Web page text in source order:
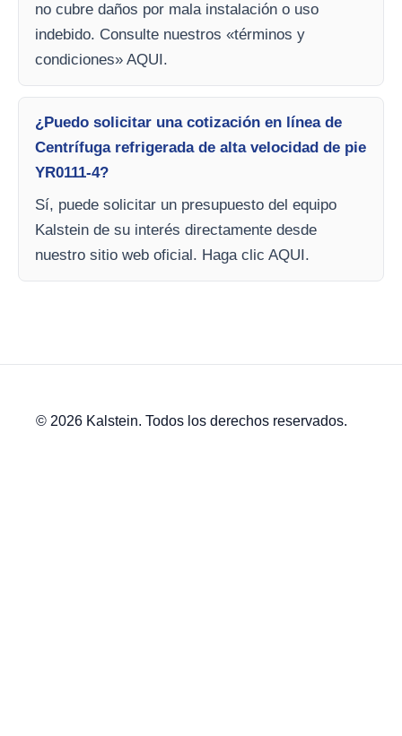
no cubre daños por mala instalación o uso
indebido. Consulte nuestros «términos y
condiciones» AQUI.
¿Puedo solicitar una cotización en línea de
Centrífuga refrigerada de alta velocidad de pie
YR0111-4?
Sí, puede solicitar un presupuesto del equipo
Kalstein de su interés directamente desde
nuestro sitio web oficial. Haga clic AQUI.
© 2026 Kalstein. Todos los derechos reservados.